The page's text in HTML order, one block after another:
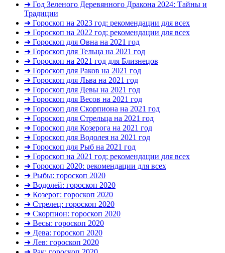
➜ Год Зеленого Деревянного Дракона 2024: Тайны и
Традиции
➜ Гороскоп на 2023 год: рекомендации для всех
➜ Гороскоп на 2022 год: рекомендации для всех
➜ Гороскоп для Овна на 2021 год
➜ Гороскоп для Тельца на 2021 год
➜ Гороскоп на 2021 год для Близнецов
➜ Гороскоп для Раков на 2021 год
➜ Гороскоп для Льва на 2021 год
➜ Гороскоп для Девы на 2021 год
➜ Гороскоп для Весов на 2021 год
➜ Гороскоп для Скорпиона на 2021 год
➜ Гороскоп для Стрельца на 2021 год
➜ Гороскоп для Козерога на 2021 год
➜ Гороскоп для Водолея на 2021 год
➜ Гороскоп для Рыб на 2021 год
➜ Гороскоп на 2021 год: рекомендации для всех
➜ Гороскоп 2020: рекомендации для всех
➜ Рыбы: гороскоп 2020
➜ Водолей: гороскоп 2020
➜ Козерог: гороскоп 2020
➜ Стрелец: гороскоп 2020
➜ Скорпион: гороскоп 2020
➜ Весы: гороскоп 2020
➜ Дева: гороскоп 2020
➜ Лев: гороскоп 2020